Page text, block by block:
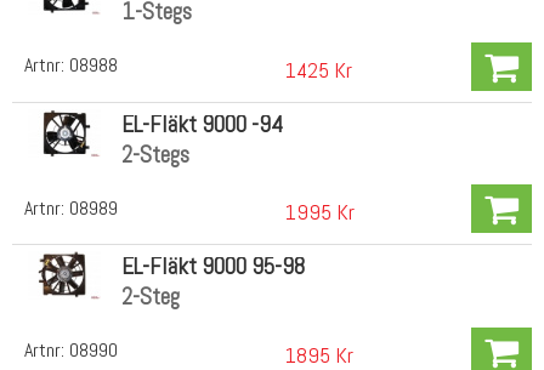
Artnr: 08988
1-Stegs
1425 Kr
Artnr: 08989
EL-Fläkt 9000 -94
2-Stegs
1995 Kr
Artnr: 08990
EL-Fläkt 9000 95-98
2-Steg
1895 Kr